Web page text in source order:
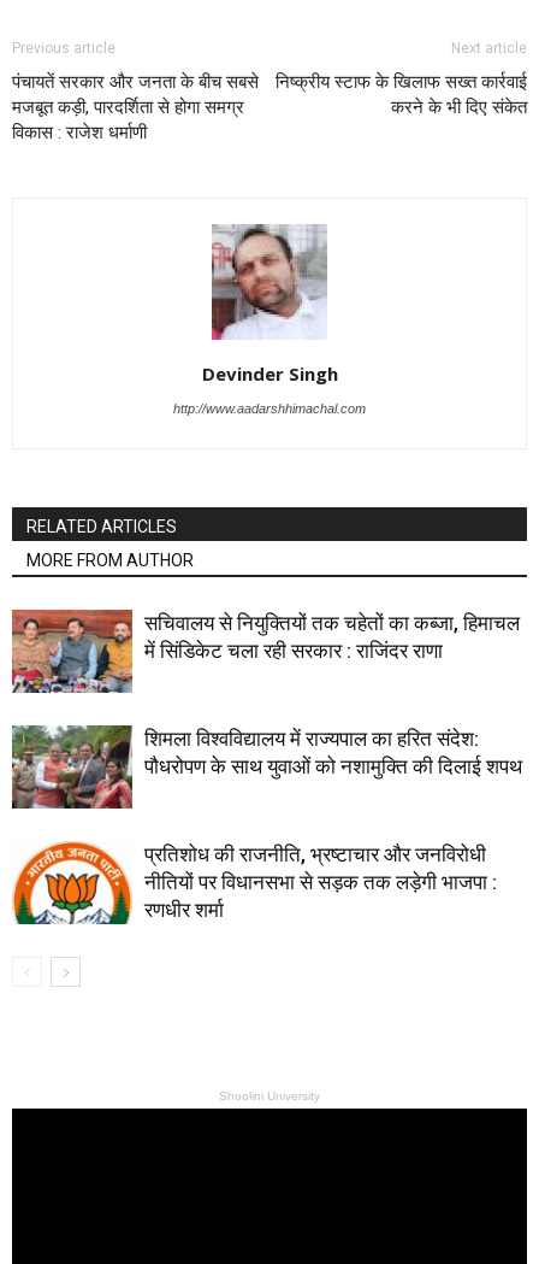
Previous article
पंचायतें सरकार और जनता के बीच सबसे
मजबूत कड़ी, पारदर्शिता से होगा समग्र
विकास : राजेश धर्माणी
Next article
निष्क्रीय स्टाफ के खिलाफ सख्त कार्रवाई
करने के भी दिए संकेत
Devinder Singh
http://www.aadarshhimachal.com
RELATED ARTICLES
MORE FROM AUTHOR
सचिवालय से नियुक्तियों तक चहेतों का कब्जा, हिमाचल
में सिंडिकेट चला रही सरकार : राजिंदर राणा
शिमला विश्वविद्यालय में राज्यपाल का हरित संदेश:
पौधरोपण के साथ युवाओं को नशामुक्ति की दिलाई शपथ
प्रतिशोध की राजनीति, भ्रष्टाचार और जनविरोधी
नीतियों पर विधानसभा से सड़क तक लड़ेगी भाजपा :
रणधीर शर्मा
Shoolini University